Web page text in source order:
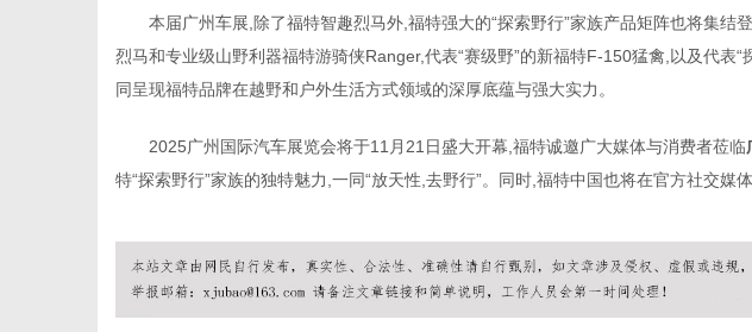
本届广州车展,除了福特智趣烈马外,福特强大的“探索野行”家族产品矩阵也将集结
烈马和专业级山野利器福特游骑侠Ranger,代表“赛级野”的新福特F-150猛禽,以及代表
同呈现福特品牌在越野和户外生活方式领域的深厚底蕴与强大实力。
2025广州国际汽车展览会将于11月21日盛大开幕,福特诚邀广大媒体与消费者莅临
特“探索野行”家族的独特魅力,一同“放天性,去野行”。同时,福特中国也将在官方社交媒